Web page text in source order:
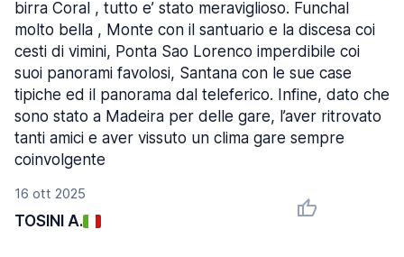
16 ott 2025
TOSINI A.
birra Coral , tutto e’ stato meraviglioso. Funchal
molto bella , Monte con il santuario e la discesa coi
cesti di vimini, Ponta Sao Lorenco imperdibile coi
suoi panorami favolosi, Santana con le sue case
tipiche ed il panorama dal teleferico. Infine, dato che
sono stato a Madeira per delle gare, l’aver ritrovato
tanti amici e aver vissuto un clima gare sempre
coinvolgente